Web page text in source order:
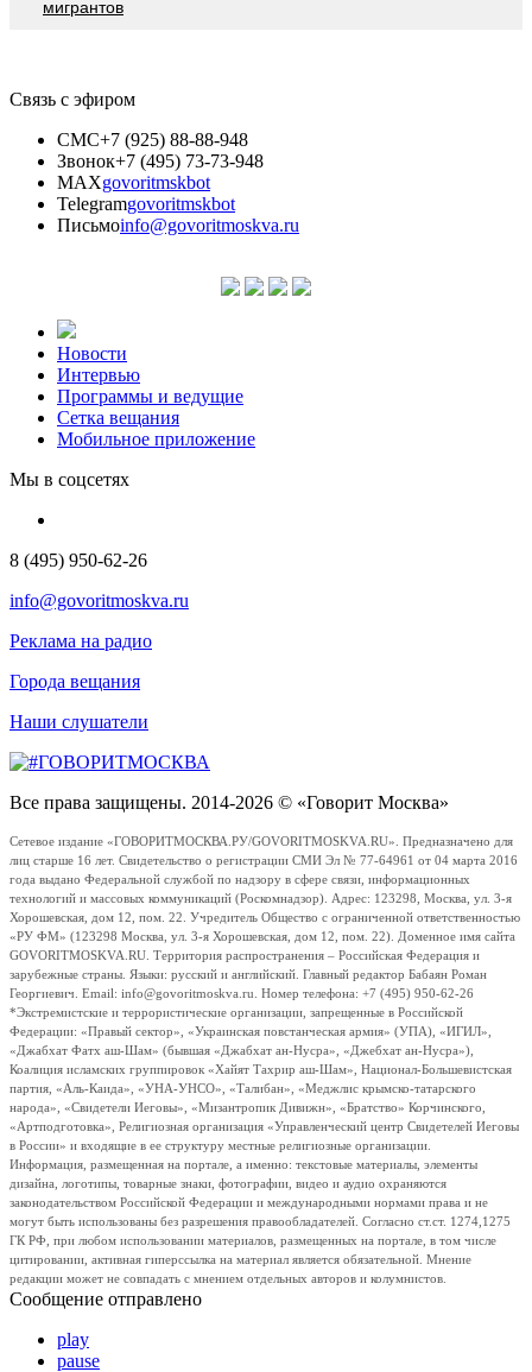
мигрантов
Связь с эфиром
СМС+7 (925) 88-88-948
Звонок+7 (495) 73-73-948
MAXgovoritmskbot
Telegramgovoritmskbot
Письмоinfo@govoritmoskva.ru
Новости
Интервью
Программы и ведущие
Сетка вещания
Мобильное приложение
Мы в соцсетях
8 (495) 950-62-26
info@govoritmoskva.ru
Реклама на радио
Города вещания
Наши слушатели
Все права защищены. 2014-2026 © «Говорит Москва»
Сетевое издание «ГОВОРИТМОСКВА.РУ/GOVORITMOSKVA.RU». Предназначено для
лиц старше 16 лет. Свидетельство о регистрации СМИ Эл № 77-64961 от 04 марта 2016
года выдано Федеральной службой по надзору в сфере связи, информационных
технологий и массовых коммуникаций (Роскомнадзор). Адрес: 123298, Москва, ул. 3-я
Хорошевская, дом 12, пом. 22. Учредитель Общество с ограниченной ответственностью
«РУ ФМ» (123298 Москва, ул. 3-я Хорошевская, дом 12, пом. 22). Доменное имя сайта
GOVORITMOSKVA.RU. Территория распространения – Российская Федерация и
зарубежные страны. Языки: русский и английский. Главный редактор Бабаян Роман
Георгиевич. Email: info@govoritmoskva.ru. Номер телефона: +7 (495) 950-62-26
*Экстремистские и террористические организации, запрещенные в Российской
Федерации: «Правый сектор», «Украинская повстанческая армия» (УПА), «ИГИЛ»,
«Джабхат Фатх аш-Шам» (бывшая «Джабхат ан-Нусра», «Джебхат ан-Нусра»),
Коалиция исламских группировок «Хайят Тахрир аш-Шам», Национал-Большевистская
партия, «Аль-Каида», «УНА-УНСО», «Талибан», «Меджлис крымско-татарского
народа», «Свидетели Иеговы», «Мизантропик Дивижн», «Братство» Корчинского,
«Артподготовка», Религиозная организация «Управленческий центр Свидетелей Иеговы
в России» и входящие в ее структуру местные религиозные организации.
Информация, размещенная на портале, а именно: текстовые материалы, элементы
дизайна, логотипы, товарные знаки, фотографии, видео и аудио охраняются
законодательством Российской Федерации и международными нормами права и не
могут быть использованы без разрешения правообладателей. Согласно ст.ст. 1274,1275
ГК РФ, при любом использовании материалов, размещенных на портале, в том числе
цитировании, активная гиперссылка на материал является обязательной. Мнение
редакции может не совпадать с мнением отдельных авторов и колумнистов.
Сообщение отправлено
play
pause